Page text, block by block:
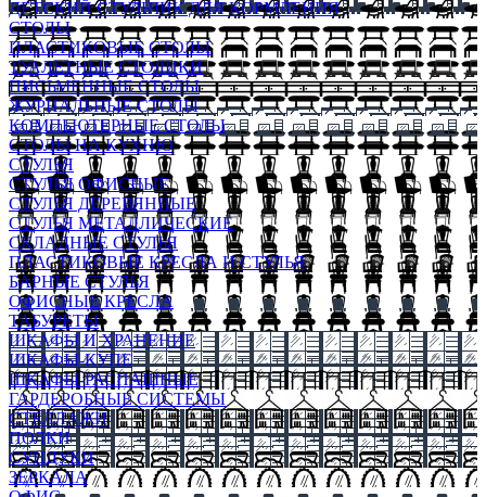
ДЕТСКИЙ СТУЛЬЧИК ДЛЯ КОРМЛЕНИЯ
СТОЛЫ
ПЛАСТИКОВЫЕ СТОЛЫ
ТУАЛЕТНЫЕ СТОЛИКИ
ПИСЬМЕННЫЕ СТОЛЫ
ЖУРНАЛЬНЫЕ СТОЛЫ
КОМПЬЮТЕРНЫЕ СТОЛЫ
СТОЛЫ НА КУХНЮ
СТУЛЬЯ
СТУЛЬЯ ОФИСНЫЕ
СТУЛЬЯ ДЕРЕВЯННЫЕ
СТУЛЬЯ МЕТАЛЛИЧЕСКИЕ
СКЛАДНЫЕ СТУЛЬЯ
ПЛАСТИКОВЫЕ КРЕСЛА И СТУЛЬЯ
БАРНЫЕ СТУЛЬЯ
ОФИСНЫЕ КРЕСЛА
ТАБУРЕТЫ
ШКАФЫ И ХРАНЕНИЕ
ШКАФЫ-КУПЕ
ШКАФЫ-РАСПАШНЫЕ
ГАРДЕРОБНЫЕ СИСТЕМЫ
СТЕЛЛАЖИ
ПОЛКИ
СУНДУКИ
ЗЕРКАЛА